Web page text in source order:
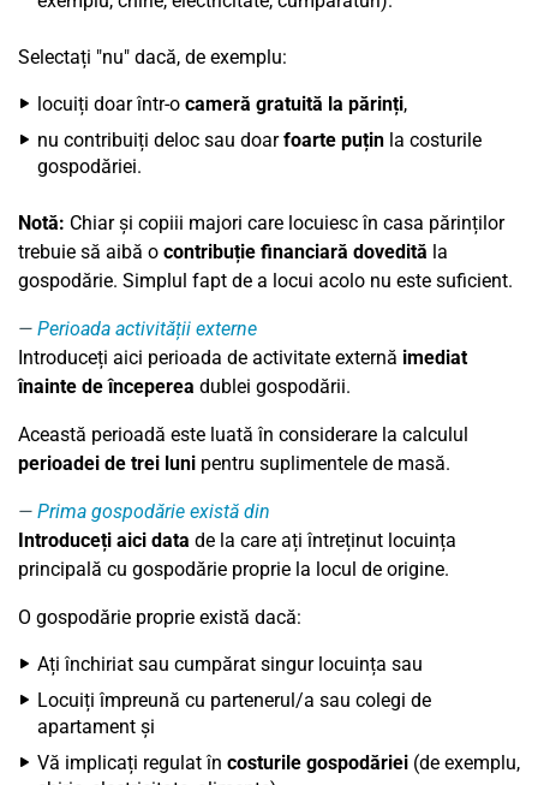
Selectați "nu" dacă, de exemplu:
locuiți doar într-o cameră gratuită la părinți,
nu contribuiți deloc sau doarfoarte puțin la costurile
gospodăriei.
Notă: Chiar și copiii majori care locuiesc în casa părinților
trebuie să aibă o contribuție financiară dovedită la
gospodărie. Simplul fapt de a locui acolo nu este suficient.
Perioada activității externe
Introduceți aici perioada de activitate externă imediat
înainte de începerea dublei gospodării.
Această perioadă este luată în considerare la calculul
perioadei de trei luni pentru suplimentele de masă.
Prima gospodărie există din
Introduceți aici data de la care ați întreținut locuința
principală cu gospodărie proprie la locul de origine.
O gospodărie proprie există dacă:
Ați închiriat sau cumpărat singur locuința sau
Locuiți împreună cu partenerul/a sau colegi de
apartament și
Vă implicați regulat în costurile gospodăriei (de exemplu,